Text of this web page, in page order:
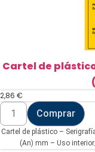
Cartel de
2,86 €
Cartel
plástico
-
Serigrafía
Comprar
Cartel de plástico –
(An) mm – Uso